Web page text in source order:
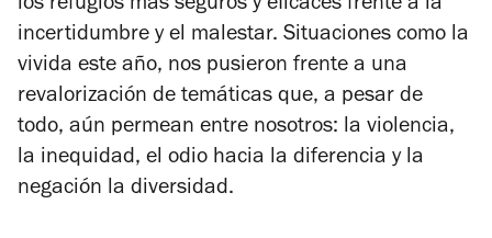
los refugios más seguros y eficaces frente a la
incertidumbre y el malestar. Situaciones como la
vivida este año, nos pusieron frente a una
revalorización de temáticas que, a pesar de
todo, aún permean entre nosotros: la violencia,
la inequidad, el odio hacia la diferencia y la
negación la diversidad.